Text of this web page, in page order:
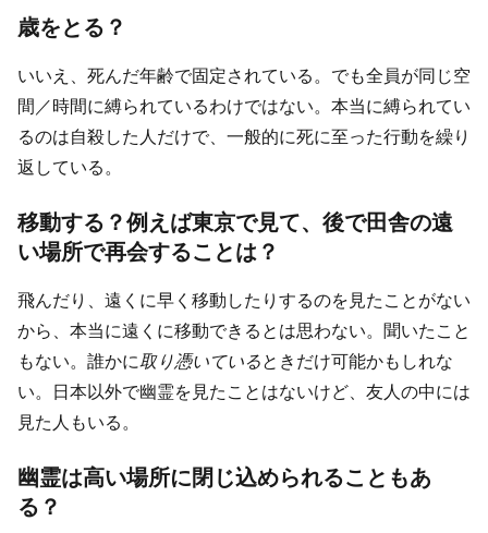
歳をとる？
いいえ、死んだ年齢で固定されている。でも全員が同じ空
間／時間に縛られているわけではない。本当に縛られてい
るのは自殺した人だけで、一般的に死に至った行動を繰り
返している。
移動する？例えば東京で見て、後で田舎の遠
い場所で再会することは？
飛んだり、遠くに早く移動したりするのを見たことがない
から、本当に遠くに移動できるとは思わない。聞いたこと
もない。誰かに取り憑いているときだけ可能かもしれな
い。日本以外で幽霊を見たことはないけど、友人の中には
見た人もいる。
幽霊は高い場所に閉じ込められることもあ
る？